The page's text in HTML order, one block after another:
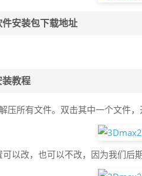
安装包下载地址
教程
压所有文件。双击其中一个文件
以改，也可以不改，因为我们后